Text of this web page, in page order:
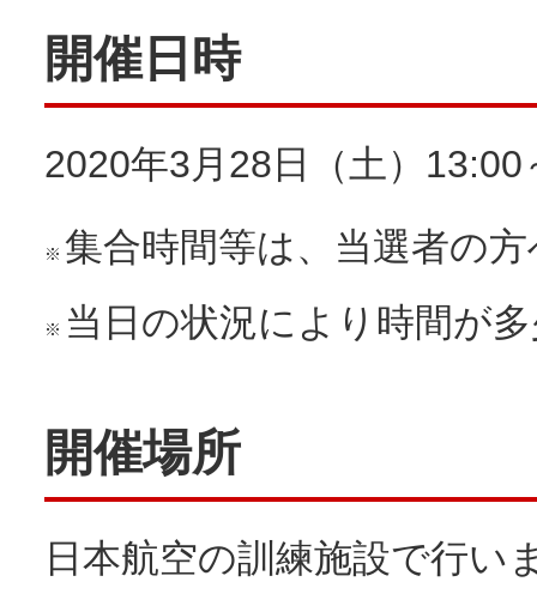
開催日時
2020年3月28日（土）
※ 集合時間等は、当選者の
※ 当日の状況により時間が
開催場所
日本航空の訓練施設で行い